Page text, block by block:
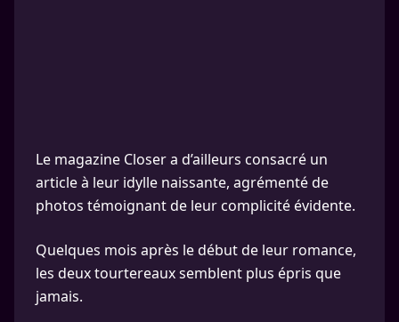
Le magazine Closer a d’ailleurs consacré un
article à leur idylle naissante, agrémenté de
photos témoignant de leur complicité évidente.
Quelques mois après le début de leur romance,
les deux tourtereaux semblent plus épris que
jamais.